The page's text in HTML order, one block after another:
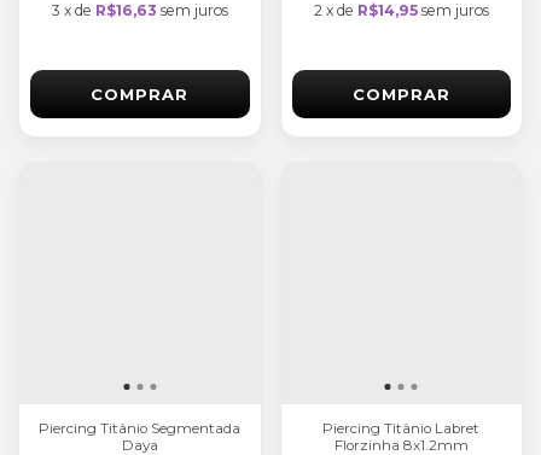
3 x de R$16,63 sem juros
COMPRAR
2 x de R$14,95 sem juros
COMPRAR
Piercing Titânio Segmentada
Daya
Piercing Titânio Labret
Florzinha 8x1.2mm